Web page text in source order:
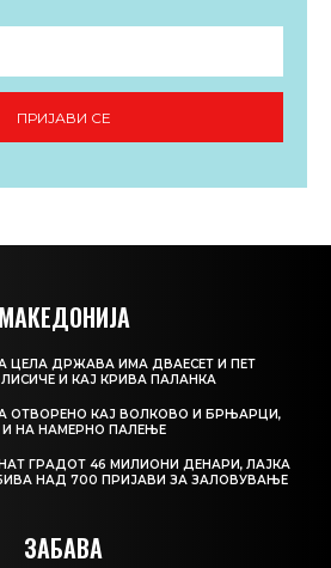
ПРИЈАВИ СЕ
МАКЕДОНИЈА
ЦЕЛА ДРЖАВА ИМА ДВАЕСЕТ И ПЕТ
И КАЈ КРИВА ПАЛАНКА
ОТВОРЕНО КАЈ ВОЛКОВО И БРЊАРЦИ,
НА НАМЕРНО ПАЛЕЊЕ
ГРАДОТ 46 МИЛИОНИ ДЕНАРИ, ЛАЈКА
НАД 700 ПРИЈАВИ ЗА ЗАЛОВУВАЊЕ
ЗАБАВА